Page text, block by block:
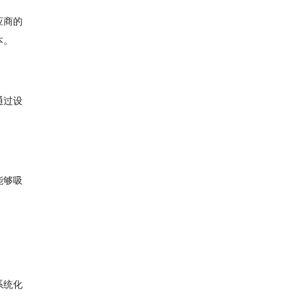
商的
过设
够吸
统化